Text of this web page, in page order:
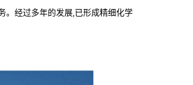
。经过多年的发展,已形成精细化学